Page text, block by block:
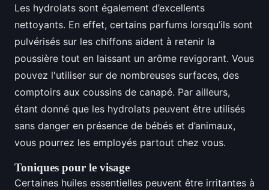
Les hydrolats sont également d’excellents
nettoyants. En effet, certains parfums lorsqu’ils sont
pulvérisés sur les chiffons aident à retenir la
poussière tout en laissant un arôme revigorant. Vous
pouvez l'utiliser sur de nombreuses surfaces, des
comptoirs aux coussins de canapé. Par ailleurs,
étant donné que les hydrolats peuvent être utilisés
sans danger en présence de bébés et d’animaux,
vous pourrez les employés partout chez vous.
Toniques pour le visage
Certaines huiles essentielles peuvent être irritantes à